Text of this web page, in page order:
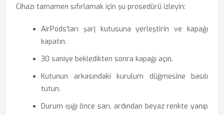
Cihazı tamamen sıfırlamak için şu prosedürü izleyin:
AirPods'ları şarj kutusuna yerleştirin ve kapağı
kapatın.
30 saniye bekledikten sonra kapağı açın.
Kutunun arkasındaki kurulum düğmesine basılı
tutun.
Durum ışığı önce sarı, ardından beyaz renkte yanıp